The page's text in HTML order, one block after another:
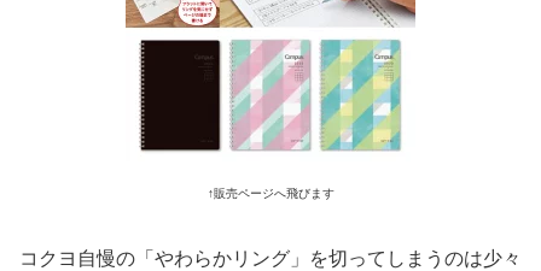
↑販売ページへ飛びます
コクヨ自慢の「やわらかリング」を切ってしまうのは少々